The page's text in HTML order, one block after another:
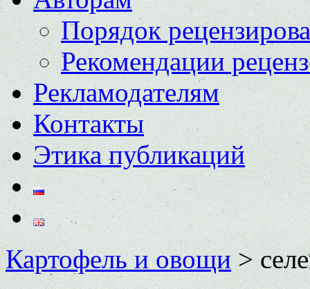
Порядок
Рекомендации
Рекламодателям
Контакты
Этика публикаций
Картофель и овощи>